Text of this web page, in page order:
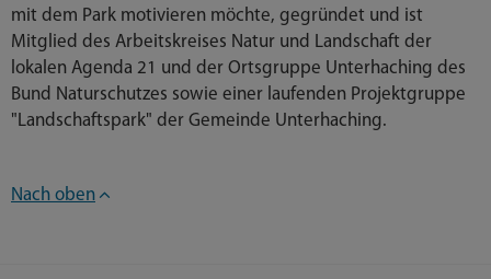
mit dem Park motivieren möchte, gegründet und ist
Mitglied des Arbeitskreises Natur und Landschaft der
lokalen Agenda 21 und der Ortsgruppe Unterhaching des
Bund Naturschutzes sowie einer laufenden Projektgruppe
"Landschaftspark" der Gemeinde Unterhaching.
Nach oben